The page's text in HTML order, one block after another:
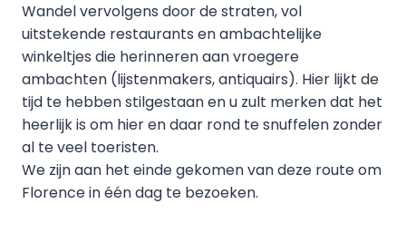
Wandel vervolgens door de straten, vol
uitstekende restaurants en ambachtelijke
winkeltjes die herinneren aan vroegere
ambachten (lijstenmakers, antiquairs). Hier lijkt de
tijd te hebben stilgestaan en u zult merken dat het
heerlijk is om hier en daar rond te snuffelen zonder
al te veel toeristen.
We zijn aan het einde gekomen van deze route om
Florence in één dag te bezoeken.